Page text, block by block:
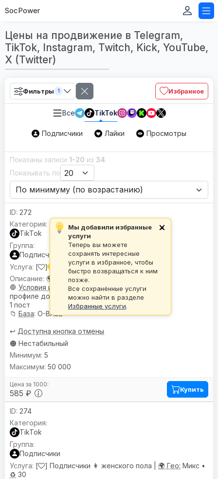
SocPower
Цены на продвижение в Telegram,
TikTok, Instagram, Twitch, Kick, YouTube,
X (Twitter)
Фильтры 1 Избранное
Все TikTok
Подписчики Лайки Просмотры
Показаны записи 1-20 из 34.
Показывать по
272
TikTok
Подписчики
[
] Подписчики | 🌍 Гео:Микс
🌍
География
🛑 Условия или ограничения: В
профиле должен быть минимум
1 пост
📁 База: O-BASE
↩️ Доступна кнопка отмены
🟠 Нестабильный
585 ₽
5
50 000
Купить
274
TikTok
Подписчики
[
] Подписчики 👩 женского пола | 🌍 Гео: Микс •
♻️ 30
Мы добавили избранные
услуги
Теперь вы можете
сохранять интересные
услуги в избранное, чтобы
быстро возвращаться к ним
позже.
Все сохранённые услуги
можно найти в разделе
Избранные услуги.
×